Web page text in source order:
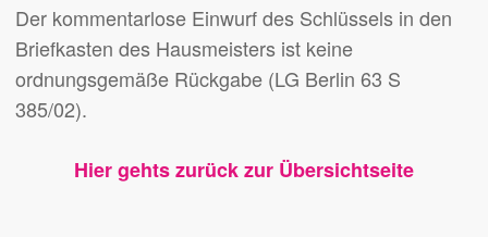
Der kommentarlose Einwurf des Schlüssels in den
Briefkasten des Hausmeisters ist keine
ordnungsgemäße Rückgabe (LG Berlin 63 S
385/02).
Hier gehts zurück zur Übersichtseite